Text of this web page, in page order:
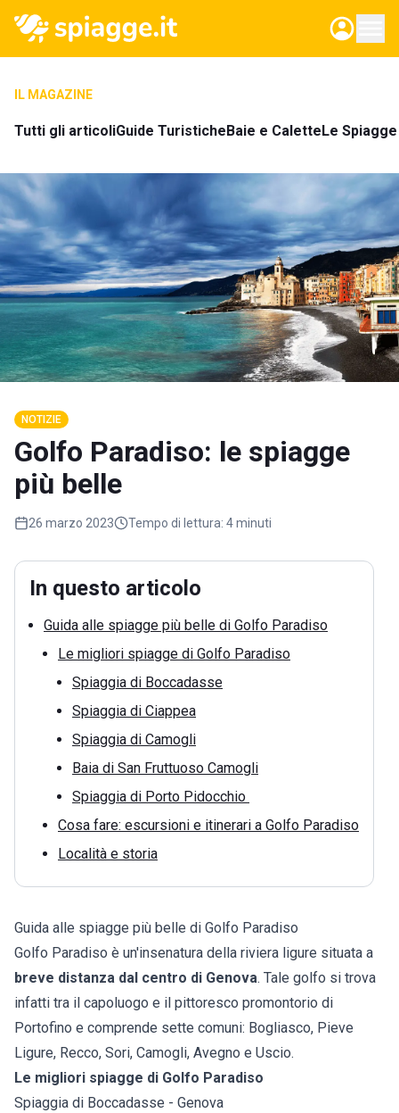
IL MAGAZINE
Tutti gli articoliGuide TuristicheBaie e CaletteLe
NOTIZIE
Golfo Paradiso: le spiagge
più belle
26 marzo 2023 Tempo di lettura: 4 minuti
In questo articolo
Guida alle spiagge più belle di Golfo Paradiso
Le migliori spiagge di Golfo Paradiso
Spiaggia di Boccadasse
Spiaggia di Ciappea
Spiaggia di Camogli
Baia di San Fruttuoso Camogli
Spiaggia di Porto Pidocchio
Cosa fare: escursioni e itinerari a Golfo Paradiso
Località e storia
Guida alle spiagge più belle di Golfo Paradiso
Golfo Paradiso è un'insenatura della riviera ligure situata a
breve distanza dal centro di Genova. Tale golfo si trova
infatti tra il capoluogo e il pittoresco promontorio di
Portofino e comprende sette comuni: Bogliasco, Pieve
Ligure, Recco, Sori, Camogli, Avegno e Uscio.
Le migliori spiagge di Golfo Paradiso
Spiaggia di Boccadasse - Genova